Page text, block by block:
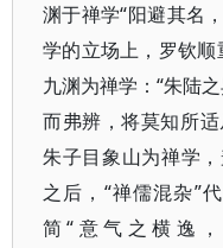
渊于禅学“阳避其名
学的立场上，罗钦
九渊为禅学：“朱陆
而弗辨，将莫知所
朱子目象山为禅学
之后，“禅儒混杂”
简“意气之横逸